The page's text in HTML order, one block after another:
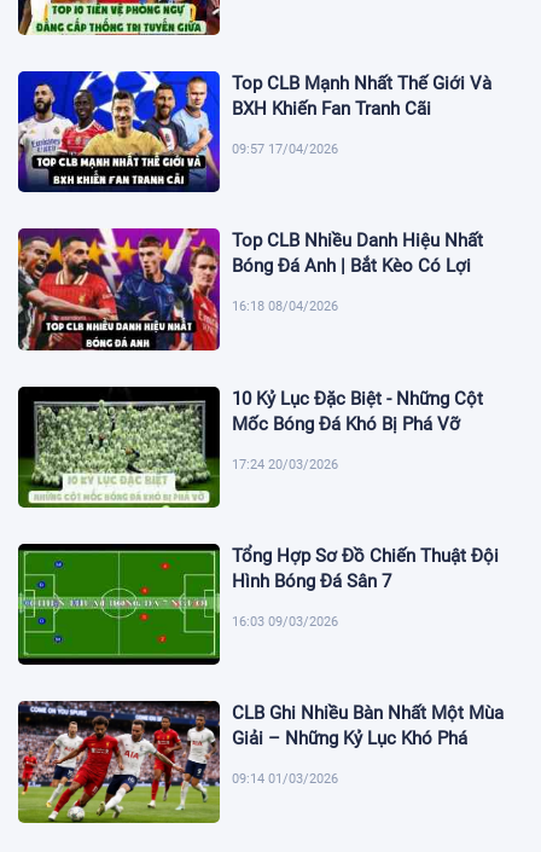
Top CLB Mạnh Nhất Thế Giới Và
BXH Khiến Fan Tranh Cãi
09:57 17/04/2026
Top CLB Nhiều Danh Hiệu Nhất
Bóng Đá Anh | Bắt Kèo Có Lợi
16:18 08/04/2026
10 Kỷ Lục Đặc Biệt - Những Cột
Mốc Bóng Đá Khó Bị Phá Vỡ
17:24 20/03/2026
Tổng Hợp Sơ Đồ Chiến Thuật Đội
Hình Bóng Đá Sân 7
16:03 09/03/2026
CLB Ghi Nhiều Bàn Nhất Một Mùa
Giải – Những Kỷ Lục Khó Phá
09:14 01/03/2026